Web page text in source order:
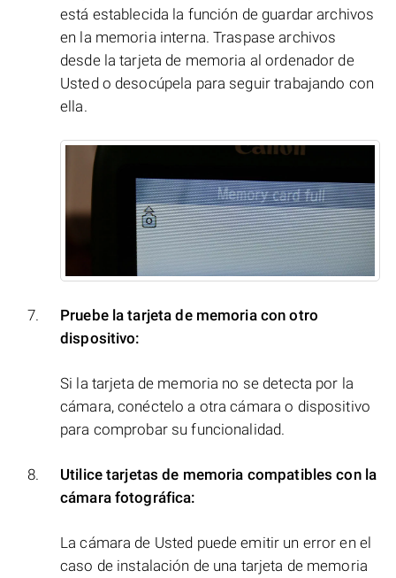
está establecida la función de guardar archivos
en la memoria interna. Traspase archivos
desde la tarjeta de memoria al ordenador de
Usted o desocúpela para seguir trabajando con
ella.
Pruebe la tarjeta de memoria con otro
dispositivo:
Si la tarjeta de memoria no se detecta por la
cámara, conéctelo a otra cámara o dispositivo
para comprobar su funcionalidad.
Utilice tarjetas de memoria compatibles con la
cámara fotográfica:
La cámara de Usted puede emitir un error en el
caso de instalación de una tarjeta de memoria